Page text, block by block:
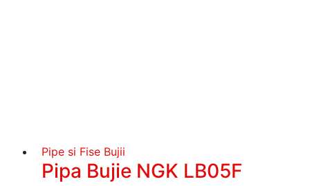
Pipe si Fise Bujii
Pipa Bujie NGK LB05F